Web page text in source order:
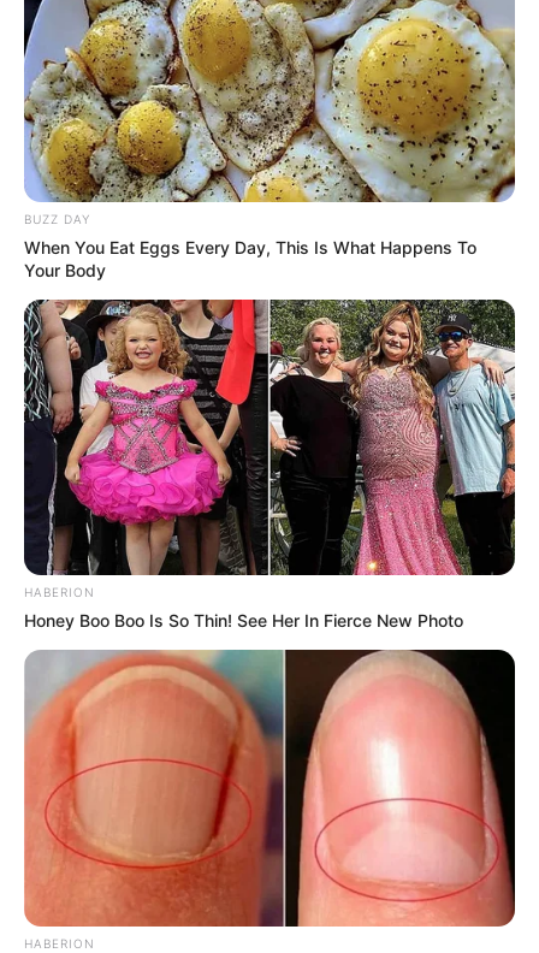
BUZZ DAY
When You Eat Eggs Every Day, This Is What Happens To
Your Body
HABERION
Honey Boo Boo Is So Thin! See Her In Fierce New Photo
HABERION